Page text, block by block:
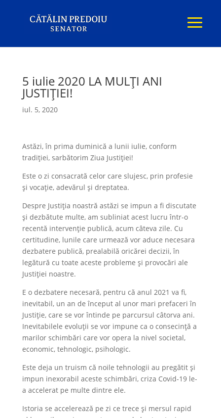
5 iulie 2020 LA MULȚI ANI
JUSTIȚIEI!
iul. 5, 2020
Astăzi, în prima duminică a lunii iulie, conform
tradiției, sarbătorim Ziua Justiției!
Este o zi consacrată celor care slujesc, prin profesie
și vocație, adevărul și dreptatea.
Despre Justiția noastră astăzi se impun a fi discutate
și dezbătute multe, am subliniat acest lucru într-o
recentă intervenție publică, acum câteva zile. Cu
certitudine, lunile care urmează vor aduce necesara
dezbatere publică, prealabilă oricărei decizii, în
legătură cu toate aceste probleme și provocări ale
Justiției noastre.
E o dezbatere necesară, pentru că anul 2021 va fi,
inevitabil, un an de început al unor mari prefaceri în
Justiție, care se vor întinde pe parcursul câtorva ani.
Inevitabilele evoluții se vor impune ca o consecință a
marilor schimbări care vor opera la nivel societal,
economic, tehnologic, psihologic.
Este deja un truism că noile tehnologii au pregătit și
impun inexorabil aceste schimbări, criza Covid-19 le-
a accelerat pe multe dintre ele.
Istoria se accelerează pe zi ce trece și mersul rapid